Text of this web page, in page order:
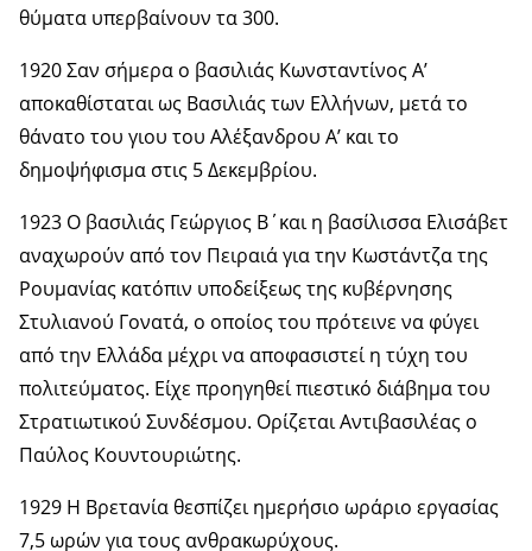
θύματα υπερβαίνουν τα 300.
1920 Σαν σήμερα ο βασιλιάς Κωνσταντίνος Α’
αποκαθίσταται ως Βασιλιάς των Ελλήνων, μετά το
θάνατο του γιου του Αλέξανδρου Α’ και το
δημοψήφισμα στις 5 Δεκεμβρίου.
1923 Ο βασιλιάς Γεώργιος Β΄και η βασίλισσα Ελισάβετ
αναχωρούν από τον Πειραιά για την Κωστάντζα της
Ρουμανίας κατόπιν υποδείξεως της κυβέρνησης
Στυλιανού Γονατά, ο οποίος του πρότεινε να φύγει
από την Ελλάδα μέχρι να αποφασιστεί η τύχη του
πολιτεύματος. Είχε προηγηθεί πιεστικό διάβημα του
Στρατιωτικού Συνδέσμου. Ορίζεται Αντιβασιλέας ο
Παύλος Κουντουριώτης.
1929 Η Βρετανία θεσπίζει ημερήσιο ωράριο εργασίας
7,5 ωρών για τους ανθρακωρύχους.